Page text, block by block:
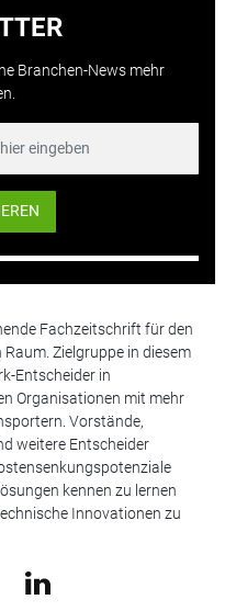
Branchen-News mehr
Fachzeitschrift für den
Zielgruppe in diesem
Entscheider in
Organisationen mit mehr
Vorstände,
weitere Entscheider
kennen zu lernen
Innovationen zu